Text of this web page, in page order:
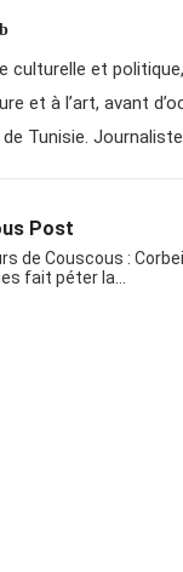
culturelle et
et à l’art, avant
Tunisie.
Post
de Couscous :
fait péter la…